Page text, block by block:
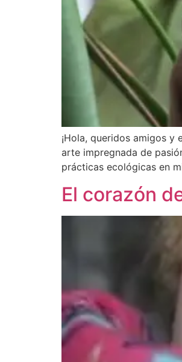
¡Hola, queridos amigos
arte impregnada de
prácticas ecológicas en
El corazón